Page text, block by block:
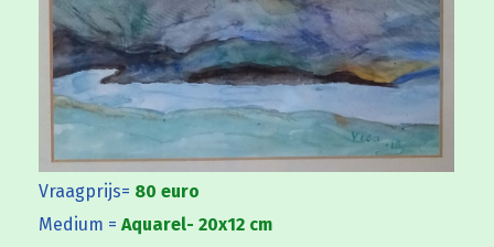
Vraagprijs= 80 euro
Medium = Aquarel- 20x12 cm